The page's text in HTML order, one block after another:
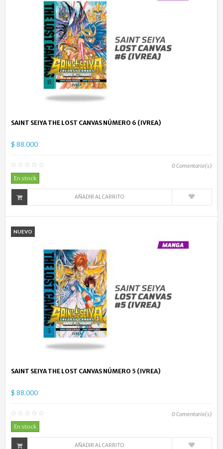
SAINT SEIYA THE LOST CANVAS NÚMERO 6 (IVREA)
$ 88.000
0Comentario(s)
En stock
AÑADIR AL CARRITO
NUEVO
SAINT SEIYA THE LOST CANVAS NÚMERO 5 (IVREA)
$ 88.000
0Comentario(s)
En stock
AÑADIR AL CARRITO